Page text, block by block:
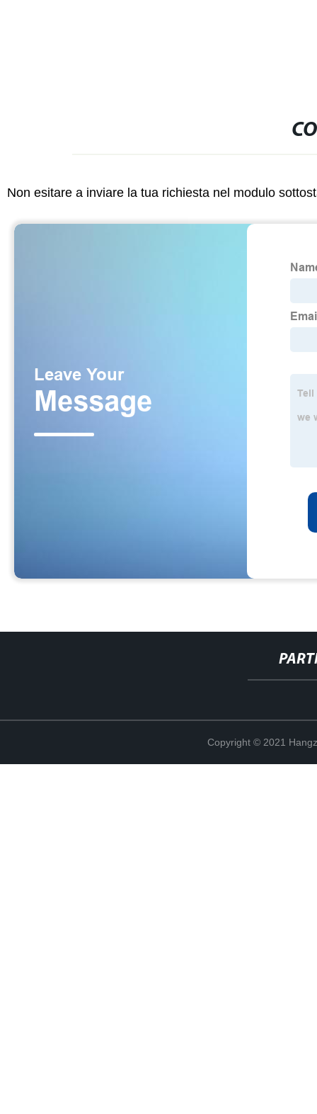
Non esitare a inviare la tua richiesta nel modulo
Copyright © 2021